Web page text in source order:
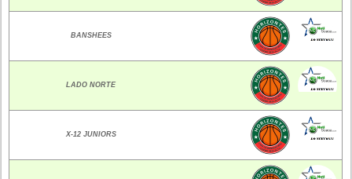
BANSHEES
LADO NORTE
X-12 JUNIORS